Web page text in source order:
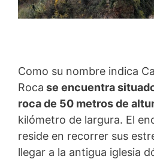
Como su nombre indica
Roca se encuentra
roca de 50 metros de
kilómetro de largura. El
reside en recorrer sus
llegar a la antigua iglesia